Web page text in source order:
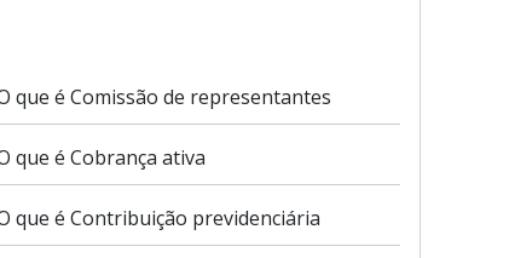
que é Comissão de representantes
que é Cobrança ativa
que é Contribuição previdenciária